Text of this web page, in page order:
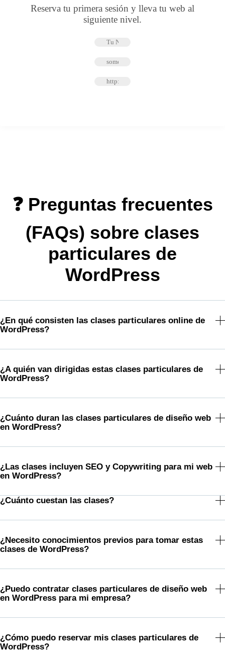
Reserva tu primera sesión y lleva tu web al
siguiente nivel.
❓ Preguntas frecuentes
(FAQs) sobre clases
particulares de
WordPress
¿En qué consisten las clases particulares online de
WordPress?
¿A quién van dirigidas estas clases particulares de
WordPress?
¿Cuánto duran las clases particulares de diseño web
en WordPress?
¿Las clases incluyen SEO y Copywriting para mi web
en WordPress?
¿Cuánto cuestan las clases?
¿Necesito conocimientos previos para tomar estas
clases de WordPress?
¿Puedo contratar clases particulares de diseño web
en WordPress para mi empresa?
¿Cómo puedo reservar mis clases particulares de
WordPress?